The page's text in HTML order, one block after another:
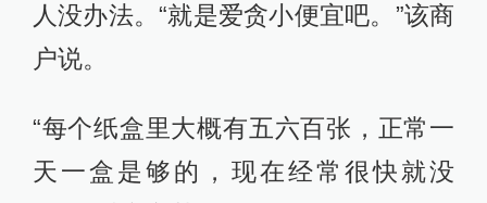
人没办法。“就是爱贪小便宜吧。”该商
户说。
“每个纸盒里大概有五六百张，正常一
天一盒是够的，现在经常很快就没